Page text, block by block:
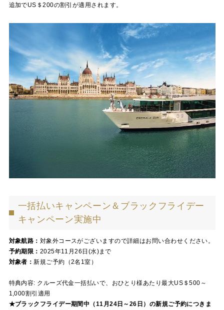
追加でUS＄200の割引が適用されます。
一括払いキャンペーン＆ブラックフライデー
キャンペーン実施中
対象航路： 対象外コースがございますので詳細はお問い合わせください。
予約期限： 2025年11月26日(水)まで
対象者：新規ご予約（2名1室）
特典内容: クルーズ代金一括払いで、おひとり様あたり最大US＄500～
1,000割引適用
★ブラックフライデー期間中（11月24日～26日）の新規ご予約につきま